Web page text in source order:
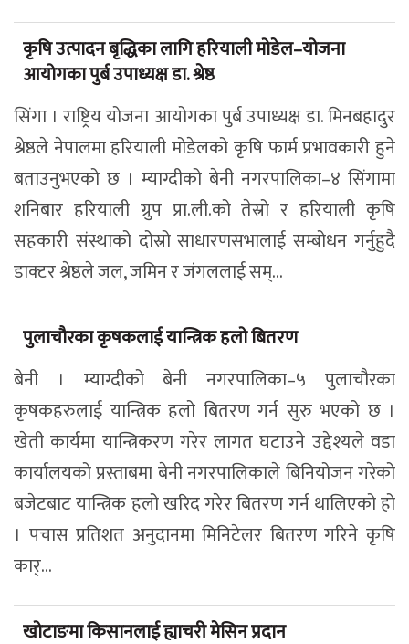
कृषि उत्पादन बृद्धिका लागि हरियाली मोडेल–योजना
आयोगका पुर्ब उपाध्यक्ष डा. श्रेष्ठ
सिंगा । राष्ट्रिय योजना आयोगका पुर्ब उपाध्यक्ष डा. मिनबहादुर
श्रेष्ठले नेपालमा हरियाली मोडेलको कृषि फार्म प्रभावकारी हुने
बताउनुभएको छ । म्याग्दीको बेनी नगरपालिका–४ सिंगामा
शनिबार हरियाली ग्रुप प्रा.ली.को तेस्रो र हरियाली कृषि
सहकारी संस्थाको दोस्रो साधारणसभालाई सम्बोधन गर्नुहुदै
डाक्टर श्रेष्ठले जल, जमिन र जंगललाई सम्...
पुलाचौरका कृषकलाई यान्त्रिक हलो बितरण
बेनी । म्याग्दीको बेनी नगरपालिका–५ पुलाचौरका
कृषकहरुलाई यान्त्रिक हलो बितरण गर्न सुरु भएको छ ।
खेती कार्यमा यान्त्रिकरण गरेर लागत घटाउने उद्देश्यले वडा
कार्यालयको प्रस्ताबमा बेनी नगरपालिकाले बिनियोजन गरेको
बजेटबाट यान्त्रिक हलो खरिद गरेर बितरण गर्न थालिएको हो
। पचास प्रतिशत अनुदानमा मिनिटेलर बितरण गरिने कृषि
कार्...
खोटाङमा किसानलाई ह्याचरी मेसिन प्रदान